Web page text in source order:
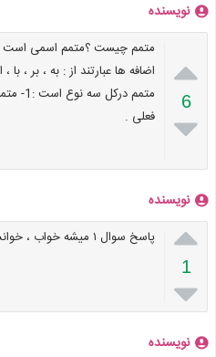
نویسنده

6

متمم چیست ؟متمم اسمی است
اضافه ها عبارتند از : به ، بر ، با
فعلی .
نویسنده

1

پاسخ سوال ۱ میشه خواب ، خوانش ، خویش
نویسنده